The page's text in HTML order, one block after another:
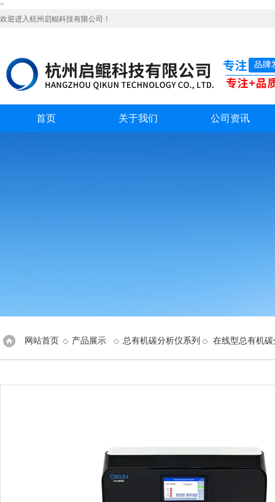
<
欢迎进入杭州启鲲科技有限公司！
首页 关于我们 公司资讯
网站首页 ◇ 产品展示 ◇ 总有机碳分析仪系列 ◇ 在线型总有机